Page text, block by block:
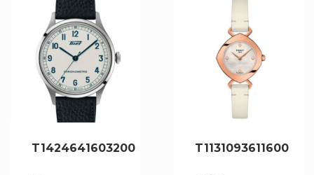
T1424641603200 T1131093611600